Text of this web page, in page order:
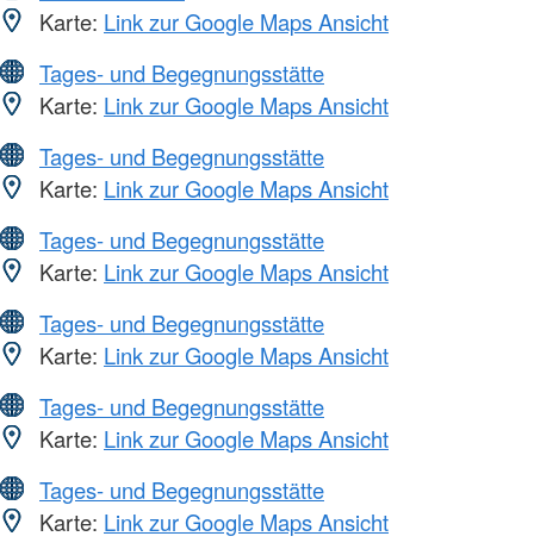
Karte: Link zur Google Maps Ansicht
Tages- und Begegnungsstätte
Karte: Link zur Google Maps Ansicht
Tages- und Begegnungsstätte
Karte: Link zur Google Maps Ansicht
Tages- und Begegnungsstätte
Karte: Link zur Google Maps Ansicht
Tages- und Begegnungsstätte
Karte: Link zur Google Maps Ansicht
Tages- und Begegnungsstätte
Karte: Link zur Google Maps Ansicht
Tages- und Begegnungsstätte
Karte: Link zur Google Maps Ansicht